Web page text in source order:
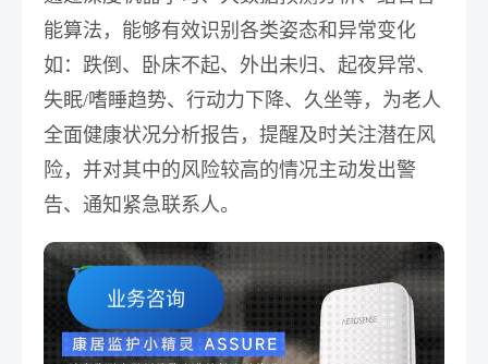
能算法，能够有效识别各类姿态和异常变化
如： 跌倒、卧床不起、外出未归、起夜异常、
失眠/嗜睡趋势、行动力下降、久坐等，为老人
全面健康状况分析报告，提醒及时关注潜在风
险，并对其中的风险较高的情况主动发出警
告、通知紧急联系人。
业务咨询